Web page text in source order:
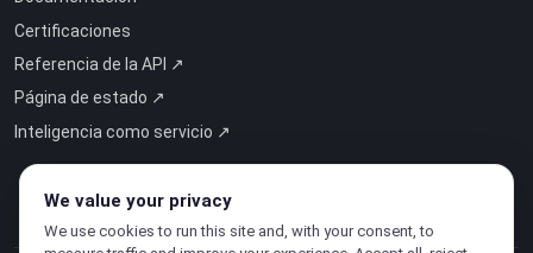
Certificaciones
Referencia de la API ↗
Página de estado ↗
Inteligencia como servicio ↗
We value your privacy
We use cookies to run this site and, with your consent, to